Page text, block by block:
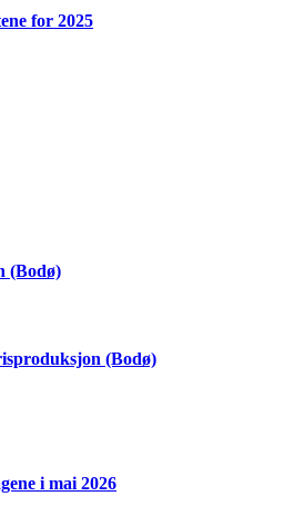
for 2025
(Bodø)
(Bodø)
i mai 2026